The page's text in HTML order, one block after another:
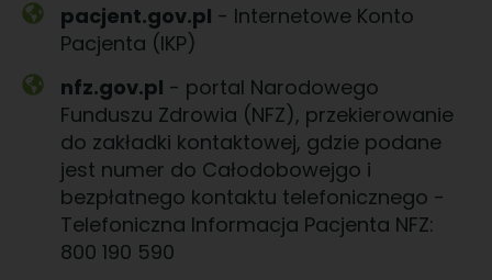
pacjent.gov.pl - Internetowe Konto
Pacjenta (IKP)
nfz.gov.pl - portal Narodowego
Funduszu Zdrowia (NFZ), przekierowanie
do zakładki kontaktowej, gdzie podane
jest numer do Całodobowejgo i
bezpłatnego kontaktu telefonicznego -
Telefoniczna Informacja Pacjenta NFZ:
800 190 590